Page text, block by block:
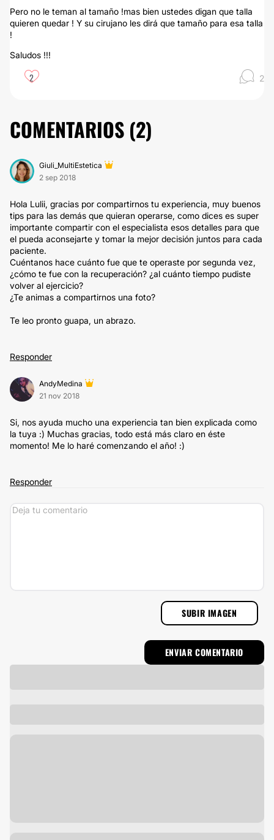
Pero no le teman al tamaño !mas bien ustedes digan que talla
quieren quedar ! Y su cirujano les dirá que tamaño para esa talla
!
Saludos !!!
2 2
COMENTARIOS (2)
Giuli_MultiEstetica
2 sep 2018
Hola Lulii, gracias por compartirnos tu experiencia, muy buenos
tips para las demás que quieran operarse, como dices es super
importante compartir con el especialista esos detalles para que
el pueda aconsejarte y tomar la mejor decisión juntos para cada
paciente.
Cuéntanos hace cuánto fue que te operaste por segunda vez,
¿cómo te fue con la recuperación? ¿al cuánto tiempo pudiste
volver al ejercicio?
¿Te animas a compartirnos una foto?
Te leo pronto guapa, un abrazo.
Responder
AndyMedina
21 nov 2018
Si, nos ayuda mucho una experiencia tan bien explicada como
la tuya :) Muchas gracias, todo está más claro en éste
momento! Me lo haré comenzando el año! :)
Responder
SUBIR IMAGEN